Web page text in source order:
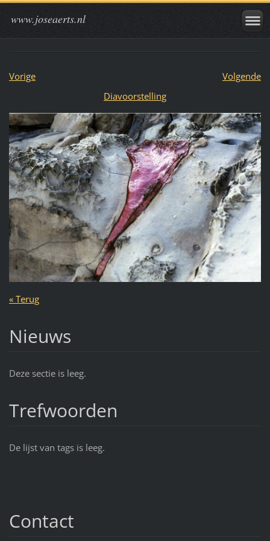
www.joseaerts.nl
Vorige
Volgende
Diavoorstelling
« Terug
Nieuws
Deze sectie is leeg.
Trefwoorden
De lijst van tags is leeg.
Contact